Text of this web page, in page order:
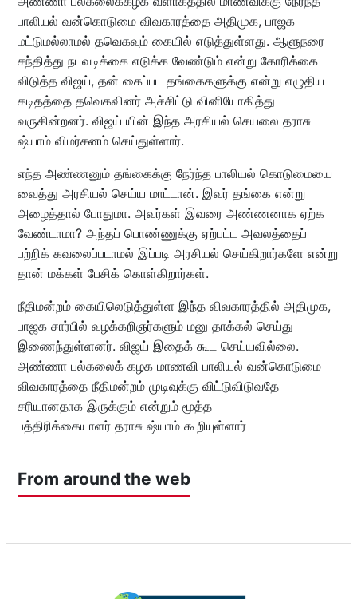
பாலியல் வன்கொடுமை விவகாரத்தை அதிமுக, பாஜக
மட்டுமல்லாமல் தவெகவும் கையில் எடுத்துள்ளது. ஆளுநரை
சந்தித்து நடவடிக்கை எடுக்க வேண்டும் என்று கோரிக்கை
விடுத்த விஜய், தன் கைப்பட தங்கைகளுக்கு என்று எழுதிய
கடிதத்தை தவெகவினர் அச்சிட்டு வினியோகித்து
வருகின்றனர். விஜய் யின் இந்த அரசியல் செயலை தராசு
ஷ்யாம் விமர்சனம் செய்துள்ளார்.
எந்த அண்ணனும் தங்கைக்கு நேர்ந்த பாலியல் கொடுமையை
வைத்து அரசியல் செய்ய மாட்டான். இவர் தங்கை என்று
அழைத்தால் போதுமா. அவர்கள் இவரை அண்ணனாக ஏற்க
வேண்டாமா? அந்தப் பொண்ணுக்கு ஏற்பட்ட அவலத்தைப்
பற்றிக் கவலைப்படாமல் இப்படி அரசியல் செய்கிறார்களே என்று
தான் மக்கள் பேசிக் கொள்கிறார்கள்.
நீதிமன்றம் கையிலெடுத்துள்ள இந்த விவகாரத்தில் அதிமுக,
பாஜக சார்பில் வழக்கறிஞர்களும் மனு தாக்கல் செய்து
இணைந்துள்ளனர். விஜய் இதைக் கூட செய்யவில்லை.
அண்ணா பல்கலைக் கழக மாணவி பாலியல் வன்கொடுமை
விவகாரத்தை நீதிமன்றம் முடிவுக்கு விட்டுவிடுவதே
சரியானதாக இருக்கும் என்றும் மூத்த
பத்திரிக்கையாளர் தராசு ஷ்யாம் கூறியுள்ளார்
From around the web